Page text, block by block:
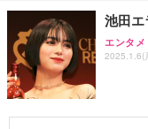
池田エ
エンタメ
2025.1.6(